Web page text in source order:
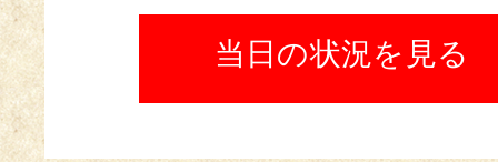
当日の状況を見る